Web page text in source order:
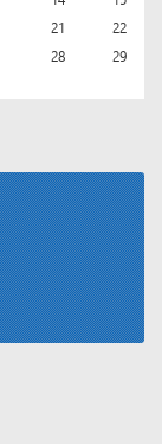
21
22
28
29